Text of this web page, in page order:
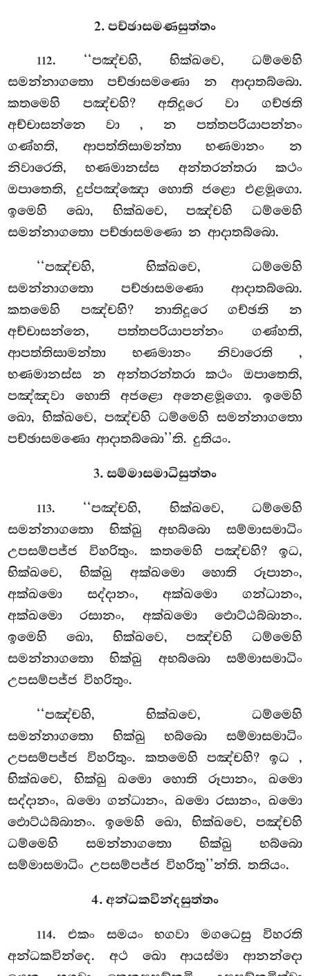
2. පච්ඡාසමණසුත්තං
112. ‘‘පඤ්චහි, භික්ඛවෙ, ධම්මෙහි
සමන්නාගතො පච්ඡාසමණො න ආදාතබ්බො.
කතමෙහි පඤ්චහි? අතිදූරෙ වා ගච්ඡති
අච්චාසන්නෙ වා , න පත්තපරියාපන්නං
ගණ්හති, ආපත්තිසාමන්තා භණමානං න
නිවාරෙති, භණමානස්ස අන්තරන්තරා කථං
ඔපාතෙති, දුප්පඤ්ඤො හොති ජළො එළමූගො.
ඉමෙහි ඛො, භික්ඛවෙ, පඤ්චහි ධම්මෙහි
සමන්නාගතො පච්ඡාසමණො න ආදාතබ්බො.
‘‘පඤ්චහි, භික්ඛවෙ, ධම්මෙහි
සමන්නාගතො පච්ඡාසමණො ආදාතබ්බො.
කතමෙහි පඤ්චහි? නාතිදූරෙ ගච්ඡති න
අච්චාසන්නෙ, පත්තපරියාපන්නං ගණ්හති,
ආපත්තිසාමන්තා භණමානං නිවාරෙති ,
භණමානස්ස න අන්තරන්තරා කථං ඔපාතෙති,
පඤ්ඤවා හොති අජළො අනෙළමූගො. ඉමෙහි
ඛො, භික්ඛවෙ, පඤ්චහි ධම්මෙහි සමන්නාගතො
පච්ඡාසමණො ආදාතබ්බො’’ති. දුතියං.
3. සම්මාසමාධිසුත්තං
113. ‘‘පඤ්චහි, භික්ඛවෙ, ධම්මෙහි
සමන්නාගතො භික්ඛු අභබ්බො සම්මාසමාධිං
උපසම්පජ්ජ විහරිතුං. කතමෙහි පඤ්චහි? ඉධ,
භික්ඛවෙ, භික්ඛු අක්ඛමො හොති රූපානං,
අක්ඛමො සද්දානං, අක්ඛමො ගන්ධානං,
අක්ඛමො රසානං, අක්ඛමො ඵොට්ඨබ්බානං.
ඉමෙහි ඛො, භික්ඛවෙ, පඤ්චහි ධම්මෙහි
සමන්නාගතො භික්ඛු අභබ්බො සම්මාසමාධිං
උපසම්පජ්ජ විහරිතුං.
‘‘පඤ්චහි, භික්ඛවෙ, ධම්මෙහි
සමන්නාගතො භික්ඛු භබ්බො සම්මාසමාධිං
උපසම්පජ්ජ විහරිතුං. කතමෙහි පඤ්චහි? ඉධ ,
භික්ඛවෙ, භික්ඛු ඛමො හොති රූපානං, ඛමො
සද්දානං, ඛමො ගන්ධානං, ඛමො රසානං, ඛමො
ඵොට්ඨබ්බානං. ඉමෙහි ඛො, භික්ඛවෙ, පඤ්චහි
ධම්මෙහි සමන්නාගතො භික්ඛු භබ්බො
සම්මාසමාධිං උපසම්පජ්ජ විහරිතු’’න්ති. තතියං.
4. අන්ධකවින්දසුත්තං
114. එකං සමයං භගවා මගධෙසු විහරති
අන්ධකවින්දෙ. අථ ඛො ආයස්මා ආනන්දො